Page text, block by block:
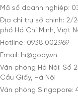
Mã số doanh nghiệp:
Địa chỉ trụ sở chính: 2/
phố Hồ Chí Minh, Việt
Hotline: 0938.002.969
Email: hi@gody.vn
Văn phòng Hà Nội: Số
Cầu Giấy, Hà Nội
Văn phòng Singapore: